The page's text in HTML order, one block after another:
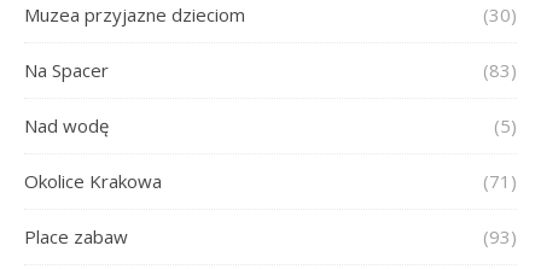
Muzea przyjazne dzieciom (30)
Na Spacer (83)
Nad wodę (5)
Okolice Krakowa (71)
Place zabaw (93)